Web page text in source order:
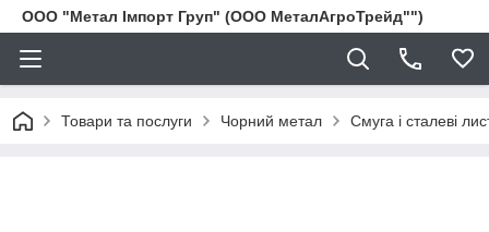
ООО "Метал Імпорт Груп" (ООО МеталАгроТрейд"")
Товари та послуги Чорний метал Смуга і сталеві